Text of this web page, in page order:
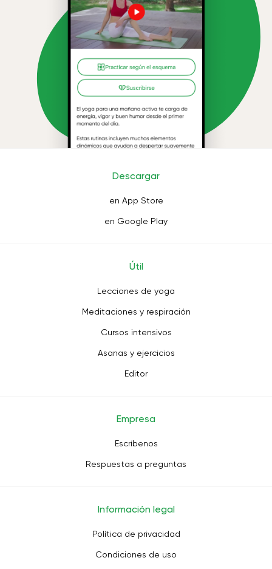
Descargar
en App Store
en Google Play
Útil
Lecciones de yoga
Meditaciones y respiración
Cursos intensivos
Asanas y ejercicios
Editor
Empresa
Escríbenos
Respuestas a preguntas
Información legal
Política de privacidad
Condiciones de uso